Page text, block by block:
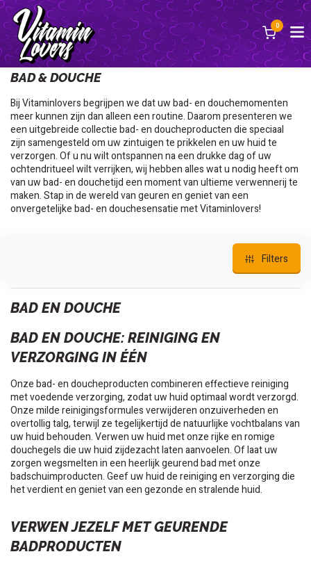
0
Terug
BAD & DOUCHE
Bij Vitaminlovers begrijpen we dat uw bad- en douchemomenten
meer kunnen zijn dan alleen een routine. Daarom presenteren we
een uitgebreide collectie bad- en doucheproducten die speciaal
zijn samengesteld om uw zintuigen te prikkelen en uw huid te
verzorgen. Of u nu wilt ontspannen na een drukke dag of uw
ochtendritueel wilt verrijken, wij hebben alles wat u nodig heeft om
van uw bad- en douchetijd een moment van ultieme verwennerij te
maken. Stap in de wereld van geuren en geniet van een
onvergetelijke bad- en douchesensatie met Vitaminlovers!
Filters
BAD EN DOUCHE
BAD EN DOUCHE: REINIGING EN
VERZORGING IN ÉÉN
Onze bad- en doucheproducten combineren effectieve reiniging
met voedende verzorging, zodat uw huid optimaal wordt verzorgd.
Onze milde reinigingsformules verwijderen onzuiverheden en
overtollig talg, terwijl ze tegelijkertijd de natuurlijke vochtbalans van
uw huid behouden. Verwen uw huid met onze rijke en romige
douchegels die uw huid zijdezacht laten aanvoelen. Of laat uw
zorgen wegsmelten in een heerlijk geurend bad met onze
badschuimproducten. Geef uw huid de reiniging en verzorging die
het verdient en geniet van een gezonde en stralende huid.
VERWEN JEZELF MET GEURENDE
BADPRODUCTEN